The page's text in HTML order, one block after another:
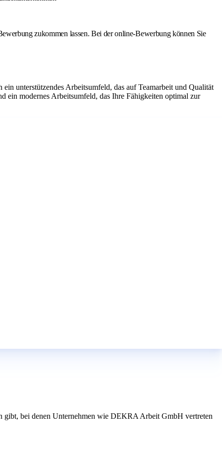
zukommen lassen. Bei der online-Bewerbung können Sie
unterstützendes Arbeitsumfeld, das auf Teamarbeit und Qualität
ein modernes Arbeitsumfeld, das Ihre Fähigkeiten optimal zur
gibt, bei denen Unternehmen wie DEKRA Arbeit GmbH vertreten